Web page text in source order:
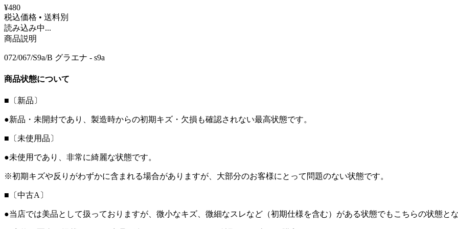
¥480
税込価格 • 送料別
読み込み中...
商品説明
072/067/S9a/B グラエナ - s9a
商品状態について
■〔新品〕
●新品・未開封であり、製造時からの初期キズ・欠損も確認されない最高状態です。
■〔未使用品〕
●未使用であり、非常に綺麗な状態です。
※初期キズや反りがわずかに含まれる場合がありますが、大部分のお客様にとって問題のない状態です。
■〔中古A〕
●当店では美品として扱っておりますが、微小なキズ、微細なスレなど（初期仕様を含む）がある状態でもこちらの状態と